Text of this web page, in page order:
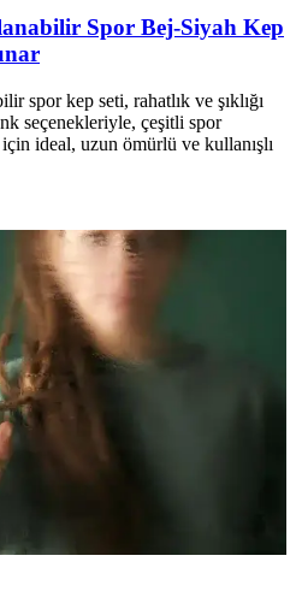
Spor Bej-Siyah Kep
spor kep seti, rahatlık ve şıklığı
seçenekleriyle, çeşitli spor
ideal, uzun ömürlü ve kullanışlı